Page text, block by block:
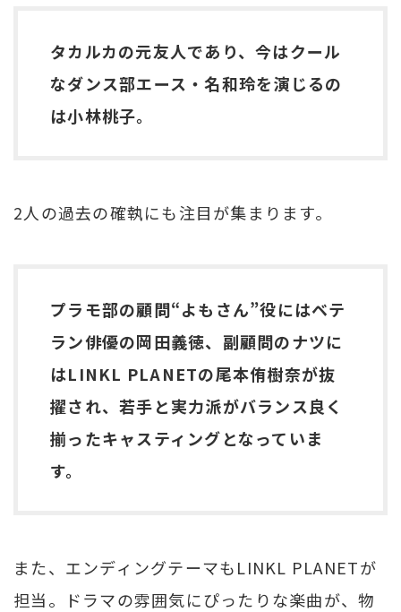
タカルカの元友人であり、今はクール
なダンス部エース・名和玲を演じるの
は小林桃子。
2人の過去の確執にも注目が集まります。
プラモ部の顧問“よもさん”役にはベテ
ラン俳優の岡田義徳、副顧問のナツに
はLINKL PLANETの尾本侑樹奈が抜
擢され、若手と実力派がバランス良く
揃ったキャスティングとなっていま
す。
また、エンディングテーマもLINKL PLANETが
担当。ドラマの雰囲気にぴったりな楽曲が、物